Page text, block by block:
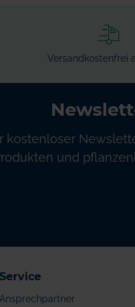
Versandkostenfrei
kostenloser
und
Service
Ansprechpartner